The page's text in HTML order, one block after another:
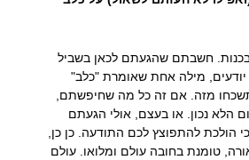
בכנות. חשבתם שהגעתם לכאן בשביל
מילה אחת שאומרת "כלב"
תשכחו מזה. אם זה כל מה שחיפשתם,
הלא נכון. או בעצם, אולי הגעתם
הולכת להתפוצץ לכם התודעה. כן כן,
טומנת בחובה עולם ומלואו. עולם